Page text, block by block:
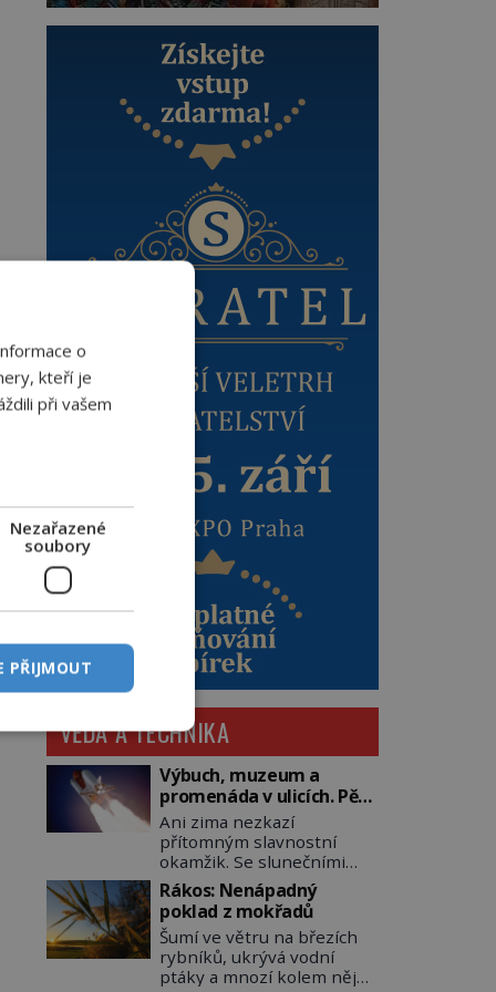
VĚDA A TECHNIKA
Výbuch, muzeum a
promenáda v ulicích. Pět
osudů nejslavnějších
raketoplánů
Ani zima nezkazí
přítomným slavnostní
okamžik. Se slunečními
brýlemi hledí na startující
raketu, která má do
vesmíru vynést kromě
posádky také obyčejnou
učitelku. Po několika
sekundách všem ztuhnou
Rákos: Nenápadný
poklad z mokřadů
Šumí ve větru na březích
rybníků, ukrývá vodní
ptáky a mnozí kolem něj
o
kteří je
při vašem
Nezařazené
soubory
PŘIJMOUT